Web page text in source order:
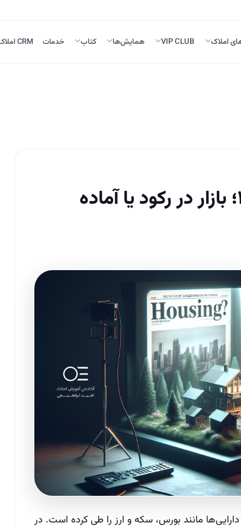
املاک VIP CLUB همایش‌ها کتاب خدمات CRM املاک
آینده مسکن در سال ۱۴۰۳؛ بازار در رکود یا آماده
مانند بورس، سکه و ارز را طی کرده است. در